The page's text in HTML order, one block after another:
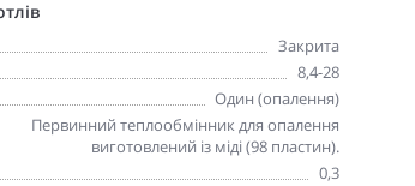
Закрита
8,4-28
Один (опалення)
Первинний теплообмінник для опалення
виготовлений із міді (98 пластин).
0,3